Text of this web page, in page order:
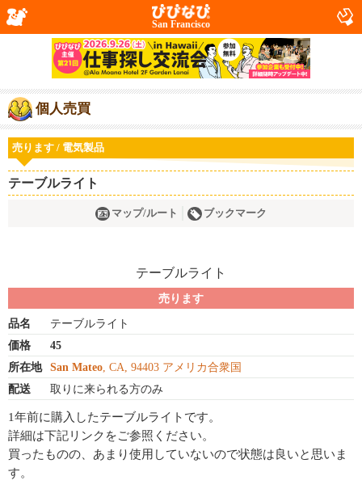
San Francisco
個人売買
売ります / 電気製品
テーブルライト
マップ/ルート ブックマーク
売ります
品名
テーブルライト
価格
45
所在地
San Mateo, CA, 94403 アメリカ合衆国
配送
取りに来られる方のみ
1年前に購入したテーブルライトです。
詳細は下記リンクをご参照ください。
買ったものの、あまり使用していないので状態は良いと思いま
す。